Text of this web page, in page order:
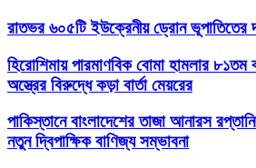
রাতভর ৬০৫টি ইউক্রেনীয় ড্রোন ভূপাতিতের
হিরোশিমায় পারমাণবিক বোমা হামলার ৮১তম
অস্ত্রের বিরুদ্ধে কড়া বার্তা মেয়রের
পাকিস্তানে বাংলাদেশের তাজা আনারস
নতুন দ্বিপাক্ষিক বাণিজ্য সম্ভাবনা